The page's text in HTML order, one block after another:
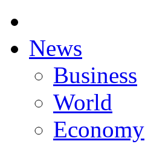
News
Business
World
Economy